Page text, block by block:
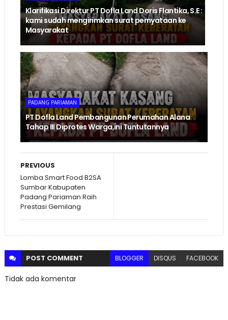
Klarifikasi Direktur PT Dofla Land Doris Flantika, S.E :
kami sudah mengirimkan surat pernyataan ke
Masyarakat
PADANG PARIAMAN
PT Dofla Land Pembangunan Perumahan Alana
Tahap III Diprotes Warga,ini Tuntutannya
PREVIOUS
Lomba Smart Food B2SA
Sumbar Kabupaten
Padang Pariaman Raih
Prestasi Gemilang
POST COMMENT BLOGGER DISQUS FACEBOOK
Tidak ada komentar